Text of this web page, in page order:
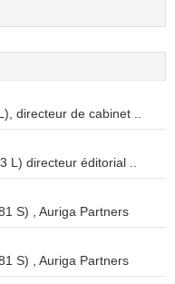
directeur de cabinet ..
L) directeur éditorial ..
S) , Auriga Partners
S) , Auriga Partners